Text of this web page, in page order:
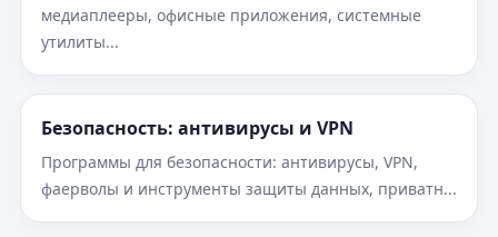
медиаплееры, офисные приложения, системные
утилиты...
Безопасность: антивирусы и VPN
Программы для безопасности: антивирусы, VPN,
фаерволы и инструменты защиты данных, приватн...